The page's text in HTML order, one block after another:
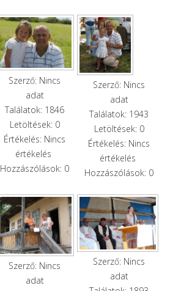
Szerző: Nincs
adat
Találatok: 1846
Letöltések: 0
Értékelés: Nincs
értékelés
Hozzászólások: 0
Szerző: Nincs
adat
Találatok: 1943
Letöltések: 0
Értékelés: Nincs
értékelés
Hozzászólások: 0
Szerző: Nincs
adat
Szerző: Nincs
adat